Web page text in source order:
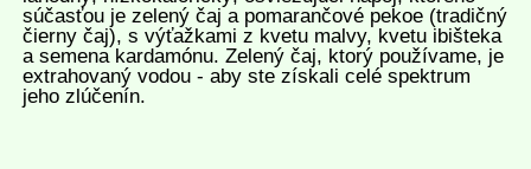
súčasťou je zelený čaj a pomarančové pekoe (tradičný
čierny čaj), s výťažkami z kvetu malvy, kvetu ibišteka
a semena kardamónu. Zelený čaj, ktorý používame, je
extrahovaný vodou - aby ste získali celé spektrum
jeho zlúčenín.